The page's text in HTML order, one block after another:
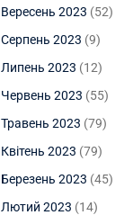
Вересень 2023 (52)
Серпень 2023 (9)
Липень 2023 (12)
Червень 2023 (55)
Травень 2023 (79)
Квітень 2023 (79)
Березень 2023 (45)
Лютий 2023 (14)